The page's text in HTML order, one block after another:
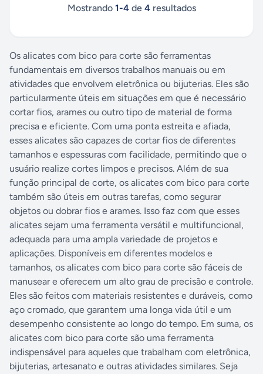
Mostrando 1-4de 4resultados
Os alicates com bico para corte são ferramentas
fundamentais em diversos trabalhos manuais ou em
atividades que envolvem eletrônica ou bijuterias. Eles são
particularmente úteis em situações em que é necessário
cortar fios, arames ou outro tipo de material de forma
precisa e eficiente. Com uma ponta estreita e afiada,
esses alicates são capazes de cortar fios de diferentes
tamanhos e espessuras com facilidade, permitindo que o
usuário realize cortes limpos e precisos. Além de sua
função principal de corte, os alicates com bico para corte
também são úteis em outras tarefas, como segurar
objetos ou dobrar fios e arames. Isso faz com que esses
alicates sejam uma ferramenta versátil e multifuncional,
adequada para uma ampla variedade de projetos e
aplicações. Disponíveis em diferentes modelos e
tamanhos, os alicates com bico para corte são fáceis de
manusear e oferecem um alto grau de precisão e controle.
Eles são feitos com materiais resistentes e duráveis, como
aço cromado, que garantem uma longa vida útil e um
desempenho consistente ao longo do tempo. Em suma, os
alicates com bico para corte são uma ferramenta
indispensável para aqueles que trabalham com eletrônica,
bijuterias, artesanato e outras atividades similares. Seja